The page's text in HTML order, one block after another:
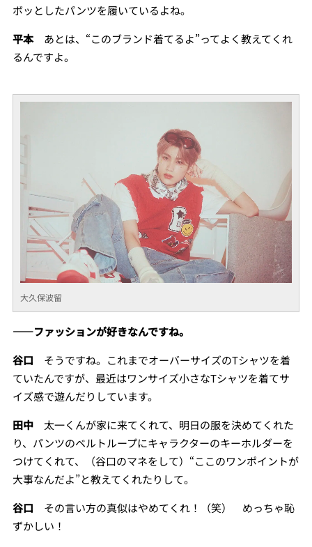
ボッとしたパンツを履いているよね。
平本あとは、“このブランド着てるよ”ってよく教えてくれ
るんですよ。
大久保波留
――ファッションが好きなんですね。
谷口 そうですね。これまでオーバーサイズのTシャツを着
ていたんですが、最近はワンサイズ小さなTシャツを着てサ
イズ感で遊んだりしています。
田中太一くんが家に来てくれて、明日の服を決めてくれた
り、パンツのベルトループにキャラクターのキーホルダーを
つけてくれて、（谷口のマネをして）“ここのワンポイントが
大事なんだよ”と教えてくれたりして。
谷口 その言い方の真似はやめてくれ！（笑） めっちゃ恥
ずかしい！